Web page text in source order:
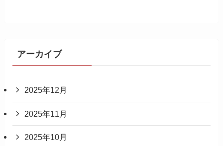
アーカイブ
2025年12月
2025年11月
2025年10月